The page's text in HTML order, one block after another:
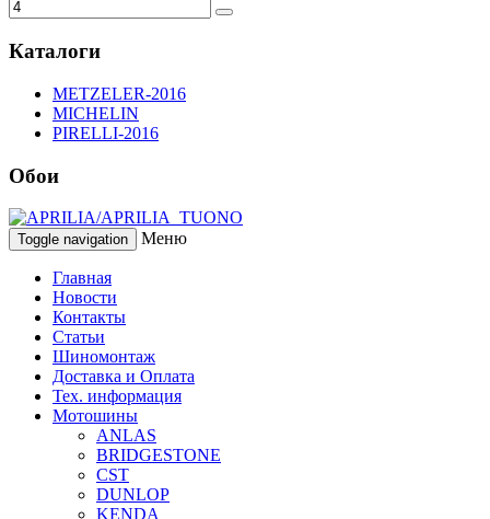
Каталоги
METZELER-2016
MICHELIN
PIRELLI-2016
Обои
Toggle navigation Меню
Главная
Новости
Контакты
Статьи
Шиномонтаж
Доставка и Оплата
Тех. информация
Мотошины
ANLAS
BRIDGESTONE
CST
DUNLOP
KENDA